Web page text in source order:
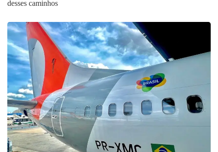
desses caminhos